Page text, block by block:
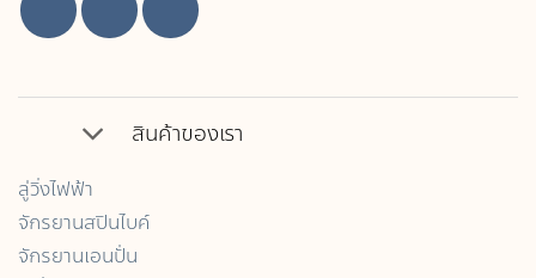
สินค้าของเรา
ลู่วิ่งไฟฟ้า
จักรยานสปินไบค์
จักรยานเอนปั่น